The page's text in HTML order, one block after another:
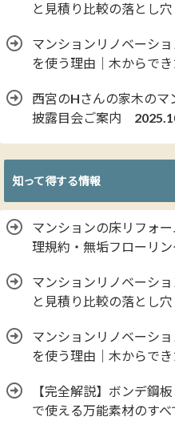
と見積り比較の落とし
マンションリノベーシ
を使う理由｜木からで
西宮のHさんの家木のマ
披露目会ご案内
知って得する情報
マンションの床リフォ
理規約・無垢フローリ
マンションリノベーシ
と見積り比較の落とし
マンションリノベーシ
を使う理由｜木からで
【完全解説】ボンデ鋼
で使える万能素材のすべ